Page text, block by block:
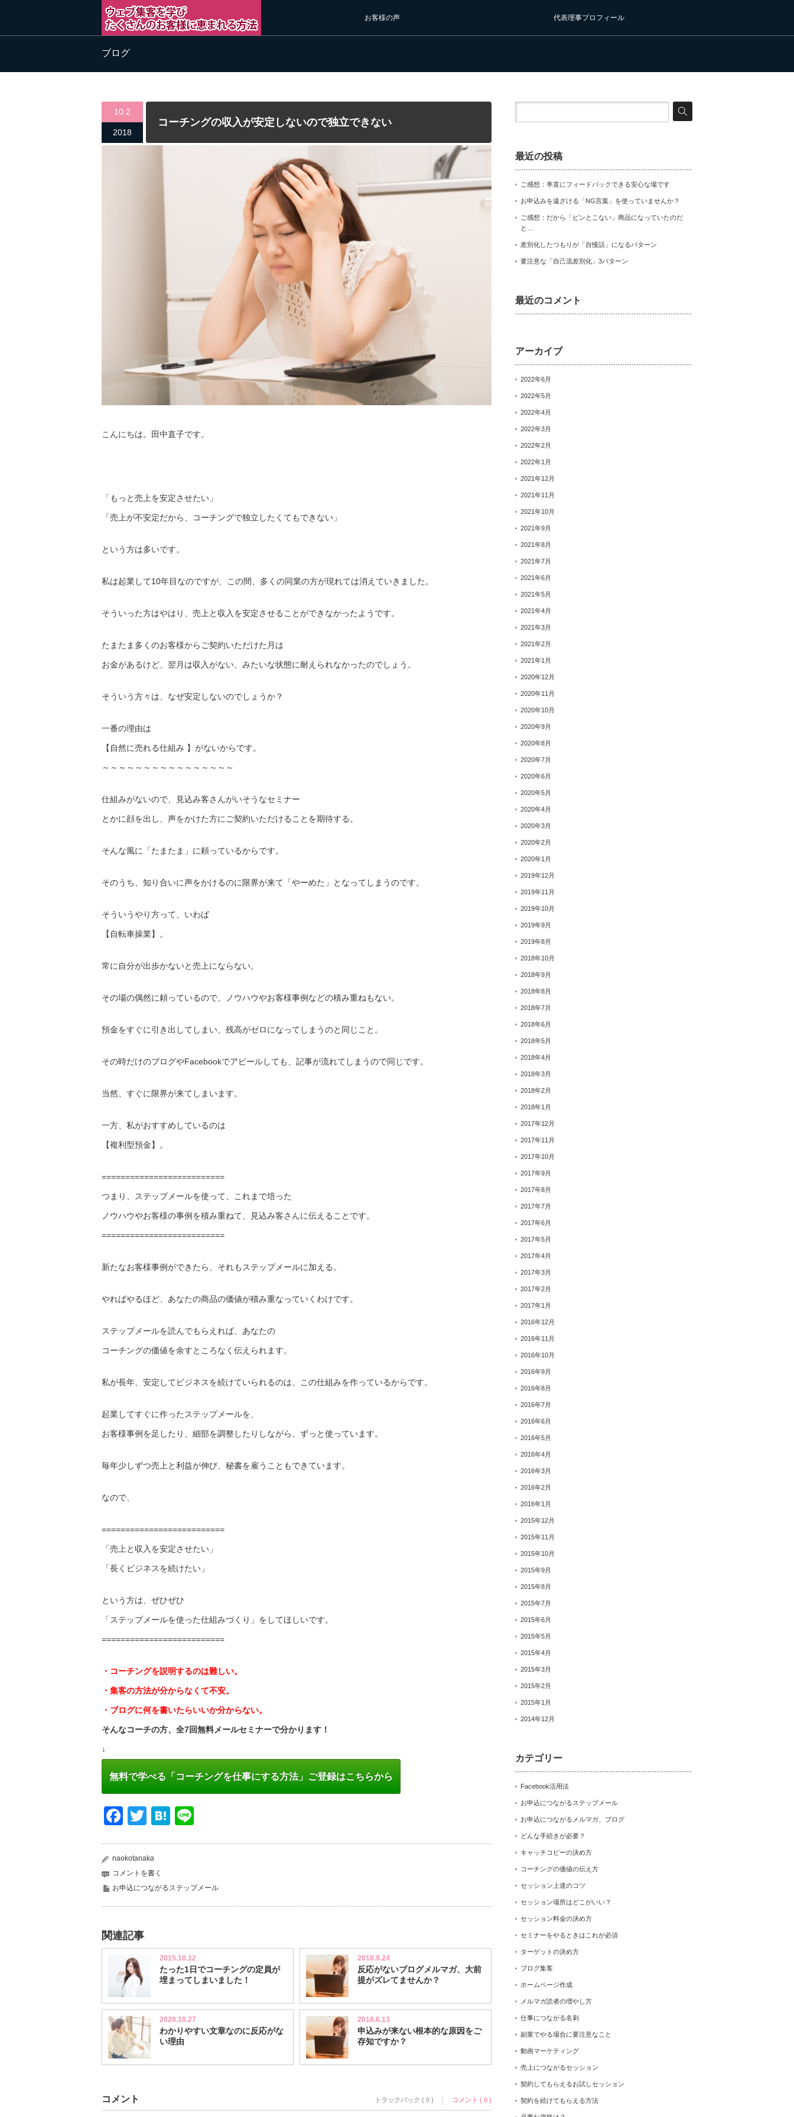
お客様の声 代表理事プロフィール
ブログ
10.2
2018
コーチングの収入が安定しないので独立できない
こんにちは。田中直子です。
「もっと売上を安定させたい」
「売上が不安定だから、コーチングで独立したくてもできない」
という方は多いです。
私は起業して10年目なのですが、この間、多くの同業の方が現れては消えていきました。
そういった方はやはり、売上と収入を安定させることができなかったようです。
たまたま多くのお客様からご契約いただけた月は
お金があるけど、翌月は収入がない、みたいな状態に耐えられなかったのでしょう。
そういう方々は、なぜ安定しないのでしょうか？
一番の理由は
【自然に売れる仕組み 】がないからです。
～～～～～～～～～～～～～～～～
仕組みがないので、見込み客さんがいそうなセミナー
とかに顔を出し、声をかけた方にご契約いただけることを期待する。
そんな風に「たまたま」に頼っているからです。
そのうち、知り合いに声をかけるのに限界が来て「やーめた」となってしまうのです。
そういうやり方って、いわば
【自転車操業】。
常に自分が出歩かないと売上にならない。
その場の偶然に頼っているので、ノウハウやお客様事例などの積み重ねもない。
預金をすぐに引き出してしまい、残高がゼロになってしまうのと同 じこと。
その時だけのブログやFacebookでアピールしても、記事が流れてしまうので同じです。
当然、すぐに限界が来てしまいます。
一方、私がおすすめしているのは
【複利型預金】。
==========================
つまり、ステップメールを使って、これまで培った
ノウハウやお客様の事例を積み重ねて、見込み客さんに伝えること です。
==========================
新たなお客様事例ができたら、それもステップメールに加える。
やればやるほど、あなたの商品の価値が積み重なっていくわけです。
ステップメールを読んでもらえれば、あなたの
コーチングの価値を余すところなく伝えられます。
私が長年、安定してビジネスを続けていられるのは、この仕組みを作っているからです。
起業してすぐに作ったステップメールを、
お客様事例を足したり、細部を調整したりしながら、ずっと使っています。
毎年少しずつ売上と利益が伸び、秘書を雇うこともできています。
なので、
==========================
「売上と収入を安定させたい」
「長くビジネスを続けたい」
という方は、ぜひぜひ
「ステップメールを使った仕組みづくり」をしてほしいです。
==========================
・コーチングを説明するのは難しい。
・集客の方法が分からなくて不安。
・ブログに何を書いたらいいか分からない。
そんなコーチの方、全7回無料メールセミナーで分かります！
↓
無料で学べる「コーチングを仕事にする方法」ご登録はこちらから
Facebook
TwitterHatena
naokotanaka
コメントを書く
お申込につながるステップメール
関連記事
2015.10.12
たった1日でコーチングの定員が
埋まってしまいました！
2018.9.24
反応がないブログメルマガ、大前
提がズレてませんか？
2020.10.27
わかりやすい文章なのに反応がな
い理由
2018.6.13
申込みが来ない根本的な原因をご
存知ですか？
コメント トラックバック ( 0 ) コメント ( 0 )
最近の投稿
ご感想：率直にフィードバックできる安心な場です
お申込みを遠ざける「NG言葉」を使っていませんか？
ご感想：だから「ピンとこない」商品になっていたのだ
と…
差別化したつもりが「自慢話」になるパターン
要注意な「自己流差別化」3パターン
最近のコメント
アーカイブ
2022年6月
2022年5月
2022年4月
2022年3月
2022年2月
2022年1月
2021年12月
2021年11月
2021年10月
2021年9月
2021年8月
2021年7月
2021年6月
2021年5月
2021年4月
2021年3月
2021年2月
2021年1月
2020年12月
2020年11月
2020年10月
2020年9月
2020年8月
2020年7月
2020年6月
2020年5月
2020年4月
2020年3月
2020年2月
2020年1月
2019年12月
2019年11月
2019年10月
2019年9月
2019年8月
2018年10月
2018年9月
2018年8月
2018年7月
2018年6月
2018年5月
2018年4月
2018年3月
2018年2月
2018年1月
2017年12月
2017年11月
2017年10月
2017年9月
2017年8月
2017年7月
2017年6月
2017年5月
2017年4月
2017年3月
2017年2月
2017年1月
2016年12月
2016年11月
2016年10月
2016年9月
2016年8月
2016年7月
2016年6月
2016年5月
2016年4月
2016年3月
2016年2月
2016年1月
2015年12月
2015年11月
2015年10月
2015年9月
2015年8月
2015年7月
2015年6月
2015年5月
2015年4月
2015年3月
2015年2月
2015年1月
2014年12月
カテゴリー
Facebook活用法
お申込につながるステップメール
お申込につながるメルマガ、ブログ
どんな手続きが必要？
キャッチコピーの決め方
コーチングの価値の伝え方
セッション上達のコツ
セッション場所はどこがいい？
セッション料金の決め方
セミナーをやるときはこれが必須
ターゲットの決め方
ブログ集客
ホームページ作成
メルマガ読者の増やし方
仕事につながる名刺
副業でやる場合に要注意なこと
動画マーケティング
売上につながるセッション
契約してもらえるお試しセッション
契約を続けてもらえる方法